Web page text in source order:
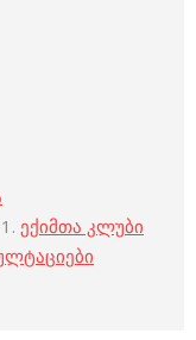
ექიმთა კლუბი